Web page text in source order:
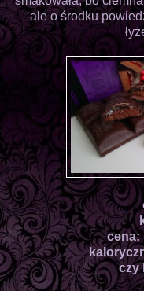
ale o środku
cena:
czy